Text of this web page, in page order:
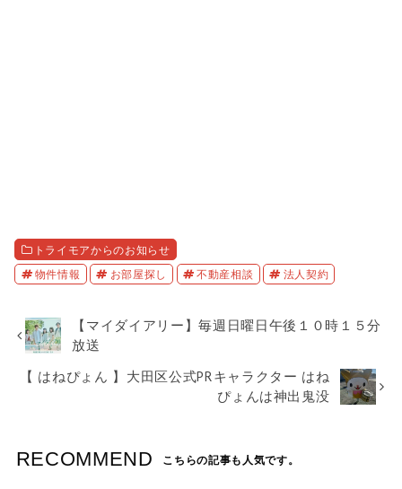
トライモアからのお知らせ
物件情報
お部屋探し 不動産相談 法人契約
【マイダイアリー】毎週日曜日午後１０時１５分
放送
【 はねぴょん 】大田区公式PRキャラクター はね
ぴょんは神出鬼没
RECOMMEND こちらの記事も人気です。